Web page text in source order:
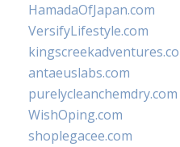
HamadaOfJapan.com
VersifyLifestyle.com
antaeuslabs.com
purelycleanchemdry.com
WishOping.com
shoplegacee.com